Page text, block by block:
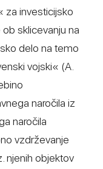
za investicijsko
sklicevanju na
delo na temo
vojski« (A.
naročila iz
naročila
vzdrževanje
njenih objektov